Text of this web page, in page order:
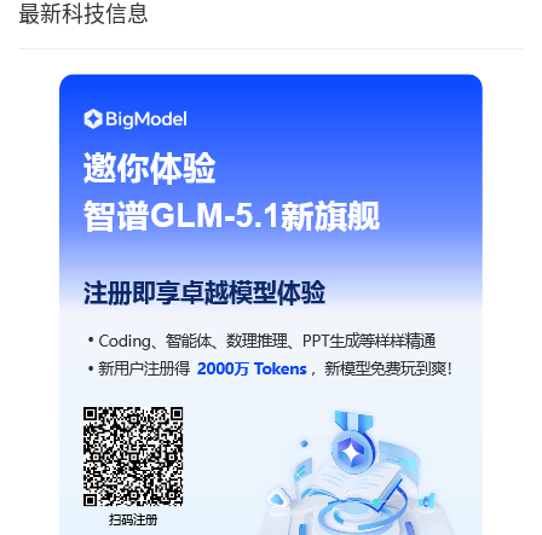
最新科技信息